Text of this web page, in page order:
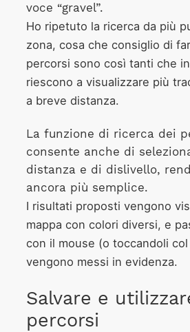
voce “gravel”.
Ho ripetuto la ricerca da più
zona, cosa che consiglio di
percorsi sono così tanti che
riescono a visualizzare più
a breve distanza.
La funzione di ricerca dei
consente anche di
distanza e di dislivello,
ancora più semplice.
I risultati proposti vengono
mappa con colori diversi, e
con il mouse (o toccandoli col
vengono messi in evidenza.
Salvare e
percorsi